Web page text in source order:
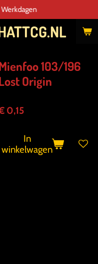
103/196
Origin
0,15
In
winkelwagen